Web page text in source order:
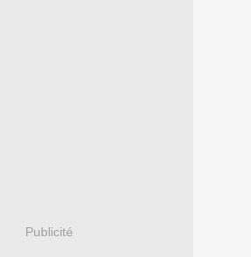
Publicité